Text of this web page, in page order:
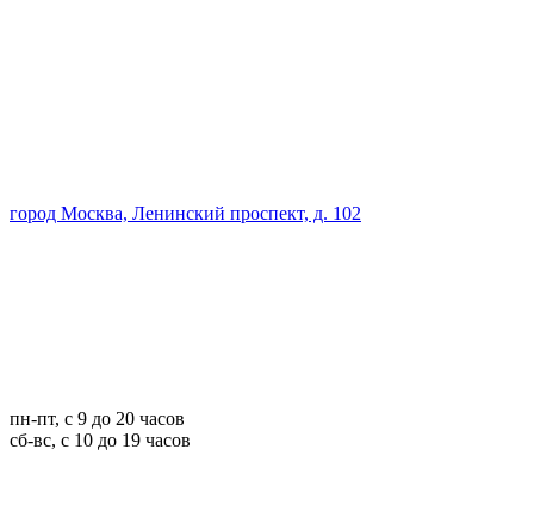
город Москва, Ленинский проспект, д. 102
пн-пт, с 9 до 20 часов
сб-вс, с 10 до 19 часов